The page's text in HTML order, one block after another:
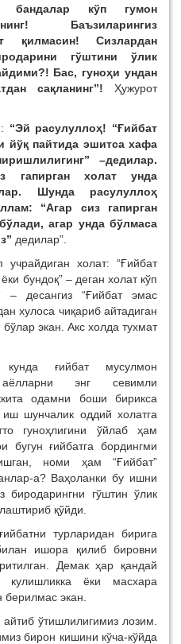
бандалар кўп гумон
Баъзиларингиз
қилмасин! Сизлардан
гўштини ўлик
Бас, гуноҳи ундан
сақланинг”! Ҳужурот
“Эй расулуллоҳ! “Ғийбат
йўқ пайтида эшитса хафа
–дедилар.
гапирган холат унда
Шунда расулуллоҳ
“Агар сиз гапирган
агар унда бўлмаса
дедилар”.
холат: “Ғийбат
бундоқ” – деган холат кўп
– десангиз “Ғийбат эмас
хулоса чиқариб айтадиган
бўлар экан. Акс холда тухмат
ғийбат мусулмон
энг севимли
одамни боши бирикса
шунчалик оддий холатга
гуноҳлигини ўйлаб ҳам
бугун ғийбатга бордингми
номи ҳам “Ғийбат”
а? Ваҳоланки бу ишни
биродарингни гўштин ўлик
қўйди.
турларидан бирига
ишора қилиб бировни
Демак ҳар қандай
кулишликка ёки масхара
экан.
ўтишлилигимиз лозим.
бирон кишини кўча-кўйда